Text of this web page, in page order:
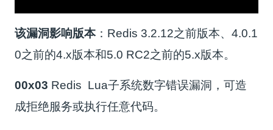
该漏洞影响版本 ：Redis 3.2.12之前版本、4.0.1
0之前的4.x版本和5.0 RC2之前的5.x版本。
00x03 Redis Lua子系统数字错误漏洞，可造
成拒绝服务或执行任意代码。